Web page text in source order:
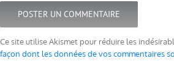
Ce site utilise Akismet pour réduire les
façon dont les données de vos commentaires